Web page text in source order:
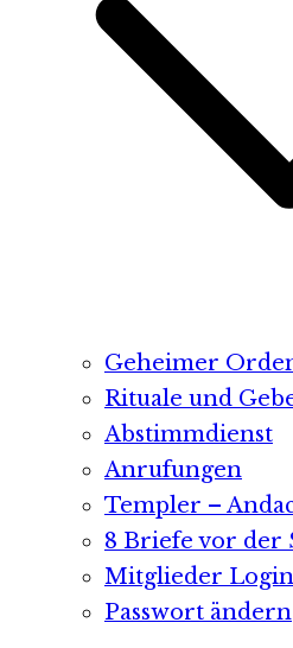
Geheimer
Rituale und
Abstimmdienst
Anrufungen
Templer –
8 Briefe vor der
Mitglieder Login
Passwort ändern